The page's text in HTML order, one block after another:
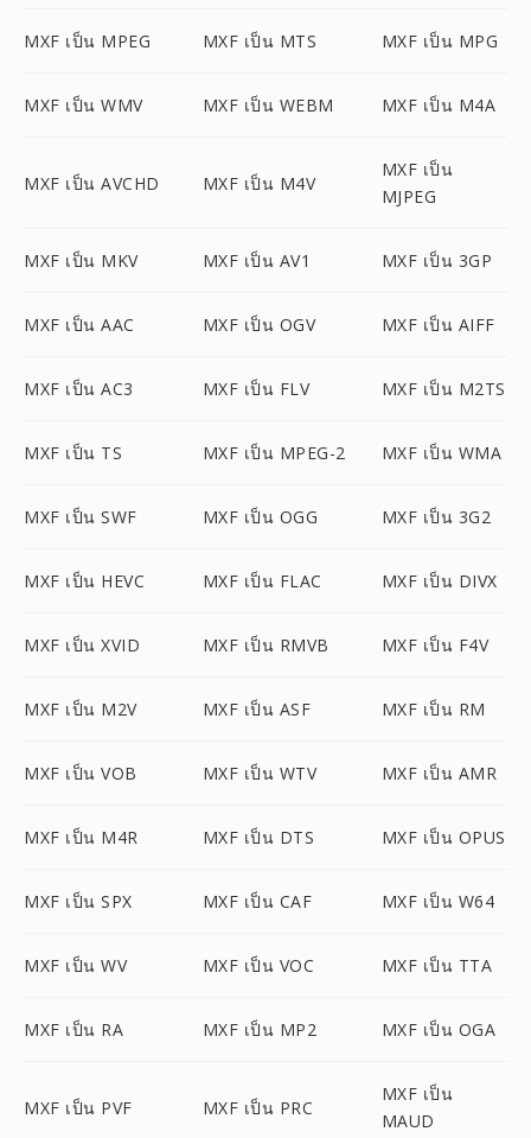
MXF เป็น MPEG MXF เป็น MTS MXF เป็น MPG
MXF เป็น WMV MXF เป็น WEBM MXF เป็น M4A
MXF เป็น AVCHD MXF เป็น M4V
MXF เป็น
MJPEG
MXF เป็น MKV MXF เป็น AV1 MXF เป็น 3GP
MXF เป็น AAC MXF เป็น OGV MXF เป็น AIFF
MXF เป็น AC3 MXF เป็น FLV MXF เป็น M2TS
MXF เป็น TS MXF เป็น MPEG-2 MXF เป็น WMA
MXF เป็น SWF MXF เป็น OGG MXF เป็น 3G2
MXF เป็น HEVC MXF เป็น FLAC MXF เป็น DIVX
MXF เป็น XVID MXF เป็น RMVB MXF เป็น F4V
MXF เป็น M2V MXF เป็น ASF MXF เป็น RM
MXF เป็น VOB MXF เป็น WTV MXF เป็น AMR
MXF เป็น M4R MXF เป็น DTS MXF เป็น OPUS
MXF เป็น SPX MXF เป็น CAF MXF เป็น W64
MXF เป็น WV MXF เป็น VOC MXF เป็น TTA
MXF เป็น RA MXF เป็น MP2 MXF เป็น OGA
MXF เป็น PVF MXF เป็น PRC
MXF เป็น
MAUD